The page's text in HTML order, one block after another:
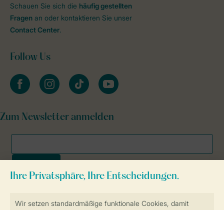
Sicher und schnell zur Online-Buchung
Schauen Sie sich die häufig gestellten
Fragen an oder kontaktieren Sie unser
Contact Center.
Follow Us
facebookinstagramtiktok youtube
Zum Newsletter anmelden